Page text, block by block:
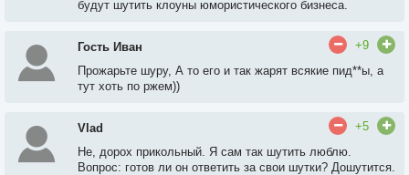
будут шутить клоуны юмористического бизнеса.
Гость Иван
+9
Прожарьте шуру, А то его и так жарят всякие пид**ы, а
тут хоть по ржем))
Vlad
+5
Не, дорох прикольный. Я сам так шутить люблю.
Вопрос: готов ли он ответить за свои шутки? Дошутится.